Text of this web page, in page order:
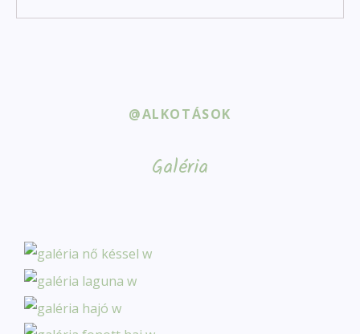
@ALKOTÁSOK
Galéria